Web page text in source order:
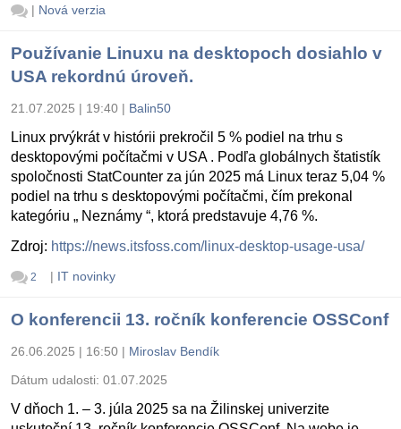
| Nová verzia
Používanie Linuxu na desktopoch dosiahlo v
USA rekordnú úroveň.
21.07.2025 | 19:40 | Balin50
Linux prvýkrát v histórii prekročil 5 % podiel na trhu s
desktopovými počítačmi v USA . Podľa globálnych štatistík
spoločnosti StatCounter za jún 2025 má Linux teraz 5,04 %
podiel na trhu s desktopovými počítačmi, čím prekonal
kategóriu „ Neznámy “, ktorá predstavuje 4,76 %.
Zdroj: https://news.itsfoss.com/linux-desktop-usage-usa/
2 | IT novinky
O konferencii 13. ročník konferencie OSSConf
26.06.2025 | 16:50 | Miroslav Bendík
Dátum udalosti: 01.07.2025
V dňoch 1. – 3. júla 2025 sa na Žilinskej univerzite